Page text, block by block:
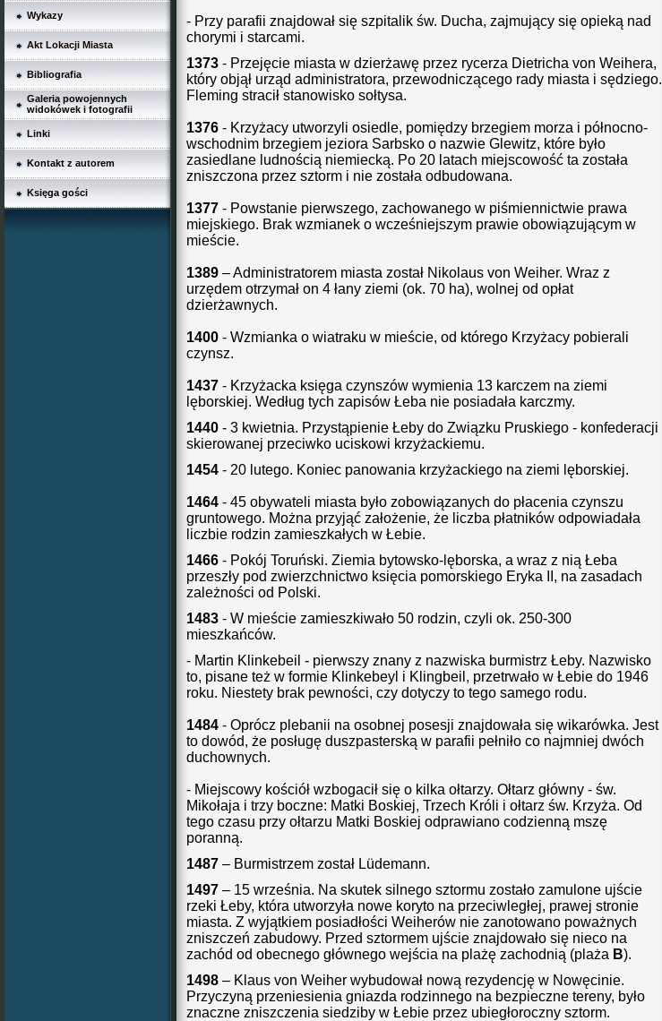
Wykazy
Akt Lokacji Miasta
Bibliografia
Galeria powojennych
widokówek i fotografii
Linki
Kontakt z autorem
Księga gości
- Przy parafii znajdował się szpitalik św. Ducha, zajmujący się opieką nad
chorymi i starcami.
1373 - Przejęcie miasta w dzierżawę przez rycerza Dietricha von Weihera,
który objął urząd administratora, przewodniczącego rady miasta i sędziego.
Fleming stracił stanowisko sołtysa.
1376 - Krzyżacy utworzyli osiedle, pomiędzy brzegiem morza i północno-
wschodnim brzegiem jeziora Sarbsko o nazwie Glewitz, które było
zasiedlane ludnością niemiecką. Po 20 latach miejscowość ta została
zniszczona przez sztorm i nie została odbudowana.
1377 - Powstanie pierwszego, zachowanego w piśmiennictwie prawa
miejskiego. Brak wzmianek o wcześniejszym prawie obowiązującym w
mieście.
1389 – Administratorem miasta został Nikolaus von Weiher. Wraz z
urzędem otrzymał on 4 łany ziemi (ok. 70 ha), wolnej od opłat
dzierżawnych.
1400 - Wzmianka o wiatraku w mieście, od którego Krzyżacy pobierali
czynsz.
1437 - Krzyżacka księga czynszów wymienia 13 karczem na ziemi
lęborskiej. Według tych zapisów Łeba nie posiadała karczmy.
1440 - 3 kwietnia. Przystąpienie Łeby do Związku Pruskiego - konfederacji
skierowanej przeciwko uciskowi krzyżackiemu.
1454 - 20 lutego. Koniec panowania krzyżackiego na ziemi lęborskiej.
1464 - 45 obywateli miasta było zobowiązanych do płacenia czynszu
gruntowego. Można przyjąć założenie, że liczba płatników odpowiadała
liczbie rodzin zamieszkałych w Łebie.
1466 - Pokój Toruński. Ziemia bytowsko-lęborska, a wraz z nią Łeba
przeszły pod zwierzchnictwo księcia pomorskiego Eryka II, na zasadach
zależności od Polski.
1483 - W mieście zamieszkiwało 50 rodzin, czyli ok. 250-300
mieszkańców.
- Martin Klinkebeil - pierwszy znany z nazwiska burmistrz Łeby. Nazwisko
to, pisane też w formie Klinkebeyl i Klingbeil, przetrwało w Łebie do 1946
roku. Niestety brak pewności, czy dotyczy to tego samego rodu.
1484 - Oprócz plebanii na osobnej posesji znajdowała się wikarówka. Jest
to dowód, że posługę duszpasterską w parafii pełniło co najmniej dwóch
duchownych.
- Miejscowy kościół wzbogacił się o kilka ołtarzy. Ołtarz główny - św.
Mikołaja i trzy boczne: Matki Boskiej, Trzech Króli i ołtarz św. Krzyża. Od
tego czasu przy ołtarzu Matki Boskiej odprawiano codzienną mszę
poranną.
1487 – Burmistrzem został Lüdemann.
1497 – 15 września. Na skutek silnego sztormu zostało zamulone ujście
rzeki Łeby, która utworzyła nowe koryto na przeciwległej, prawej stronie
miasta. Z wyjątkiem posiadłości Weiherów nie zanotowano poważnych
zniszczeń zabudowy. Przed sztormem ujście znajdowało się nieco na
zachód od obecnego głównego wejścia na plażę zachodnią (plaża B).
1498 – Klaus von Weiher wybudował nową rezydencję w Nowęcinie.
Przyczyną przeniesienia gniazda rodzinnego na bezpieczne tereny, było
znaczne zniszczenia siedziby w Łebie przez ubiegłoroczny sztorm.